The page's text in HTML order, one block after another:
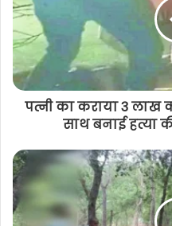
पत्नी का कराया 3 लाख
साथ बनाई हत्या